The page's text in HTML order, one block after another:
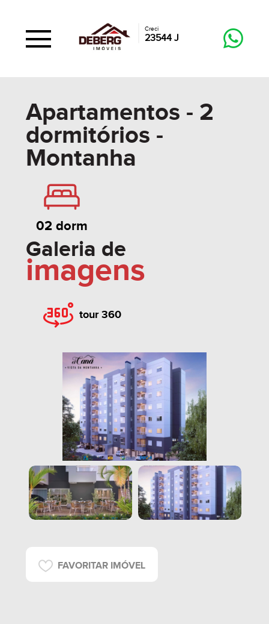
Creci
23544 J
Apartamentos - 2
dormitórios -
Montanha
02 dorm
Galeria de
imagens
tour 360
FAVORITAR IMÓVEL